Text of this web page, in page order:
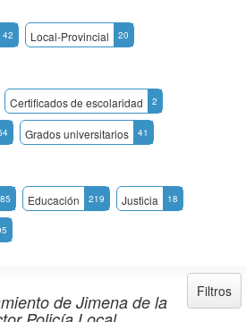
42 Local-Provincial 20
Certificados de escolaridad 2
Grados universitarios 41
Educación 219 Justicia 18
de Jimena de la Filtros